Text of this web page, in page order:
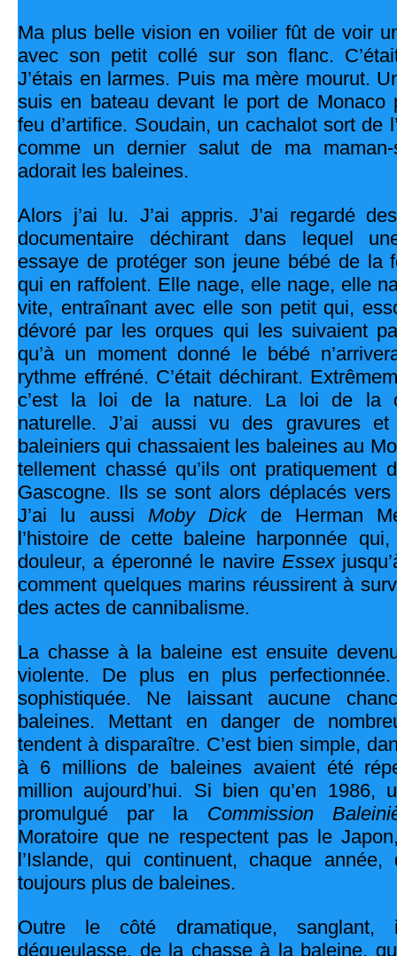
Ma plus belle vision en voilier fût de voir
avec son petit collé sur son flanc.
J’étais en larmes. Puis ma mère mourut.
suis en bateau devant le port de Monaco
feu d’artifice. Soudain, un cachalot sort de
comme un dernier salut de ma maman-
adorait les baleines.
Alors j’ai lu. J’ai appris. J’ai regardé
documentaire déchirant dans lequel
essaye de protéger son jeune bébé de la
qui en raffolent. Elle nage, elle nage, elle
vite, entraînant avec elle son petit qui,
dévoré par les orques qui les suivaient
qu’à un moment donné le bébé
rythme effréné. C’était déchirant.
c’est la loi de la nature. La loi de la
naturelle. J’ai aussi vu des gravures
baleiniers qui chassaient les baleines au
tellement chassé qu’ils ont pratiquement
Gascogne. Ils se sont alors déplacés
J’ai lu aussi Moby Dickde Herman
l’histoire de cette baleine harponnée
douleur, a éperonné le navire Essex
comment quelques marins réussirent à
des actes de cannibalisme.
La chasse à la baleine est ensuite
violente. De plus en plus
sophistiquée. Ne laissant aucune
baleines. Mettant en danger de
tendent à disparaître. C’est bien simple,
à 6 millions de baleines avaient été
million aujourd’hui. Si bien qu’en 1986,
promulgué par la Commission
Moratoire que ne respectent pas le
l’Islande, qui continuent, chaque
toujours plus de baleines.
Outre le côté dramatique, sanglant,
dégueulasse, de la chasse à la baleine,